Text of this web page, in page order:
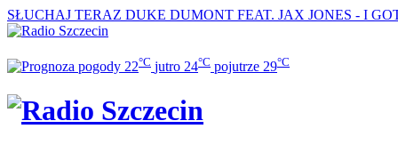
SŁUCHAJ TERAZ DUKE DUMONT FEAT. JAX JONES - I
22°C jutro 24°C pojutrze 29°C